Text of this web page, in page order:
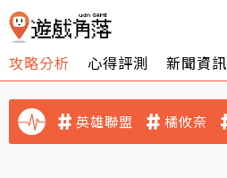
攻略分析 心得評測 新聞資訊
英雄聯盟 橘攸奈